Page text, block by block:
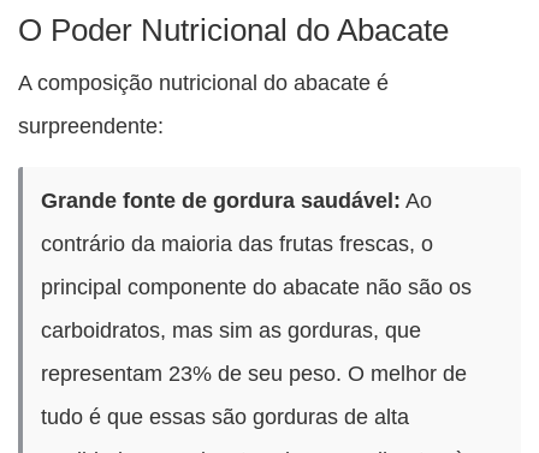
O Poder Nutricional do Abacate
A composição nutricional do abacate é
surpreendente:
Grande fonte de gordura saudável: Ao
contrário da maioria das frutas frescas, o
principal componente do abacate não são os
carboidratos, mas sim as gorduras, que
representam 23% de seu peso. O melhor de
tudo é que essas são gorduras de alta